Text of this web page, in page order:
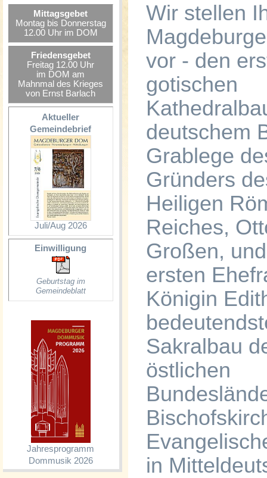
Mittagsgebet
Montag bis Donnerstag
12.00 Uhr im DOM
Friedensgebet
Freitag 12.00 Uhr
im DOM am
Mahnmal des Krieges
von Ernst Barlach
Aktueller
Gemeindebrief
Juli/Aug 2026
Einwilligung
Geburtstag im
Gemeindeblatt
Jahresprogramm
Dommusik 2026
Wir stellen
vor - den
gotischen
deutschem
Grablege
Gründers
Heiligen
Reiches,
Großen,
ersten
Königin
Sakralbau
östlichen
in